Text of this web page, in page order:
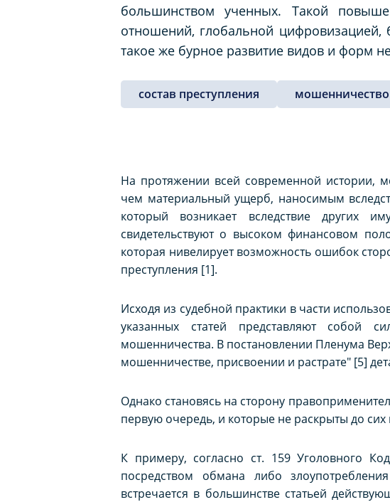
большинством ученных. Такой
отношений, глобальной цифровизацией,
такое же бурное развитие видов и форм
состав преступления мошенничество
На протяжении всей современной истории,
чем материальный ущерб, наносимым
который возникает вследствие других
свидетельствуют о высоком финансовом
которая нивелирует возможность ошибок
преступления [1].
Исходя из судебной практики в части
указанных статей представляют собой
мошенничества. В постановлении Пленума
мошенничестве, присвоении и растрате" [5]
Однако становясь на сторону
первую очередь, и которые не раскрыты до
К примеру, согласно ст. 159 Уголовного
посредством обмана либо
встречается в большинстве статьей